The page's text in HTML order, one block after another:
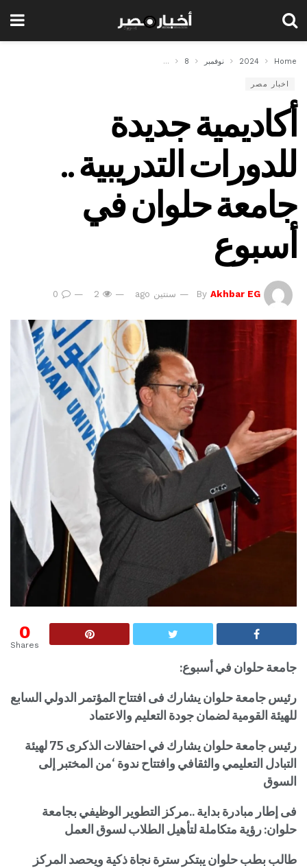
Home
2024 نوفمبر 8 أكاديمية جديدة للدورات التدريبية .. جامعة حلوان في
اخبار مصر
أكاديمية جديدة
للدورات التدريبية ..
جامعة حلوان في
أسبوع
By Akhbar EG سنتين ago
0
Shares
جامعة حلوان في أسبوع:
رئيس جامعة حلوان يشارك فى افتتاح المؤتمر الدولي السابع
للهيئة القومية لضمان جودة التعليم والاعتماد
رئيس جامعة حلوان يشارك في احتفالات الذكرى 75 لهيئة
التبادل التعليمي والثقافي وافتتاح ندوة ‘من المختبر إلى
السوق
فى إطار مبادرة بداية ..مركز التطوير الوظيفي بجامعة
حلوان: رؤية متكاملة لتأهيل الطلاب لسوق العمل
طالب بطب حلوان يبتكر سترة نجاة ذكية ويحصد المركز